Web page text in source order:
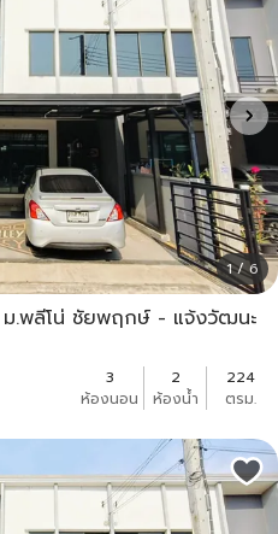
1 / 6
.พลีโน่ ชัยพฤกษ์ - แจ้งวัฒนะ
3
ห้องนอน
2
ห้องน้ำ
224
ตรม.